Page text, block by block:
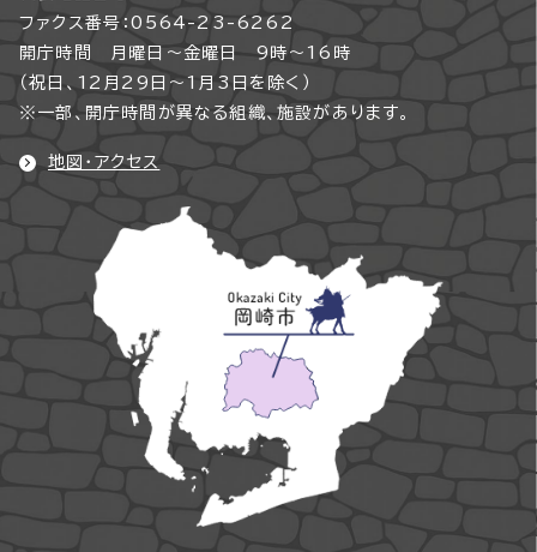
ファクス番号：0564-23-6262
開庁時間 月曜日～金曜日 9時～16時
（祝日、12月29日～1月3日を除く）
※一部、開庁時間が異なる組織、施設があります。
地図・アクセス